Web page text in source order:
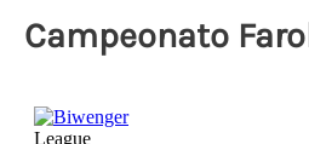
Campeonato